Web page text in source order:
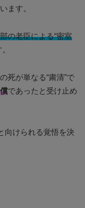
ます。
の老臣による“密室
死が単なる“粛清”で
であったと受け止め
向けられる覚悟を決